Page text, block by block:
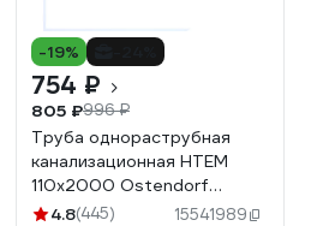
-19%
754 ₽
805 ₽996 ₽
Труба однораструбная
канализационная HTEM
110х2000 Ostendorf
115060
4.8(445) 15541989